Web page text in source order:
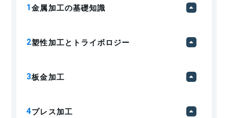
金属加工の基礎知識
塑性加工とトライボロジー
板金加工
プレス加工